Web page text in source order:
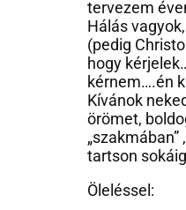
tervezem
Hálás
(pedig
hogy
kérnem….én
Kívánok
örömet,
tartson
Öleléssel: